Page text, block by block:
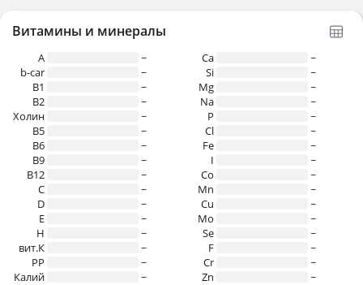
Витамины и минералы
A
~
b-car
~
В1
~
B2
~
Холин
~
B5
~
B6
~
B9
~
B12
~
C
~
D
~
E
~
H
~
вит.К
~
PP
~
Калий
~
Ca
~
Si
~
Mg
~
Na
~
P
~
Cl
~
Fe
~
I
~
Co
~
Mn
~
Cu
~
Mo
~
Se
~
F
~
Cr
~
Zn
~